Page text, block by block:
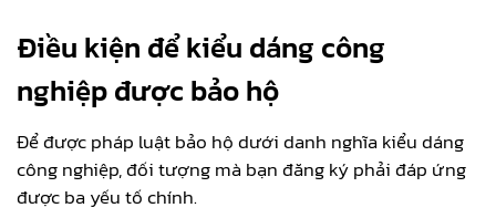
Điều kiện để kiểu dáng công
nghiệp được bảo hộ
Để được pháp luật bảo hộ dưới danh nghĩa kiểu dáng
công nghiệp, đối tượng mà bạn đăng ký phải đáp ứng
được ba yếu tố chính.